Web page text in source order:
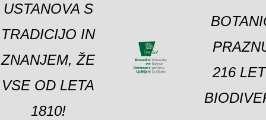
USTANOVA S
TRADICIJO IN
ZNANJEM, ŽE
VSE OD LETA
1810!
216